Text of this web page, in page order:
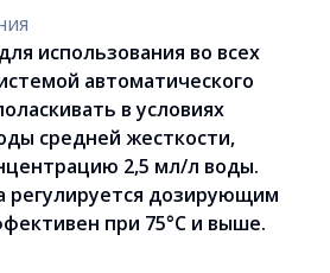
использования во всех
автоматического
в условиях
средней жесткости,
2,5 мл/л воды.
регулируется дозирующим
при 75°С и выше.